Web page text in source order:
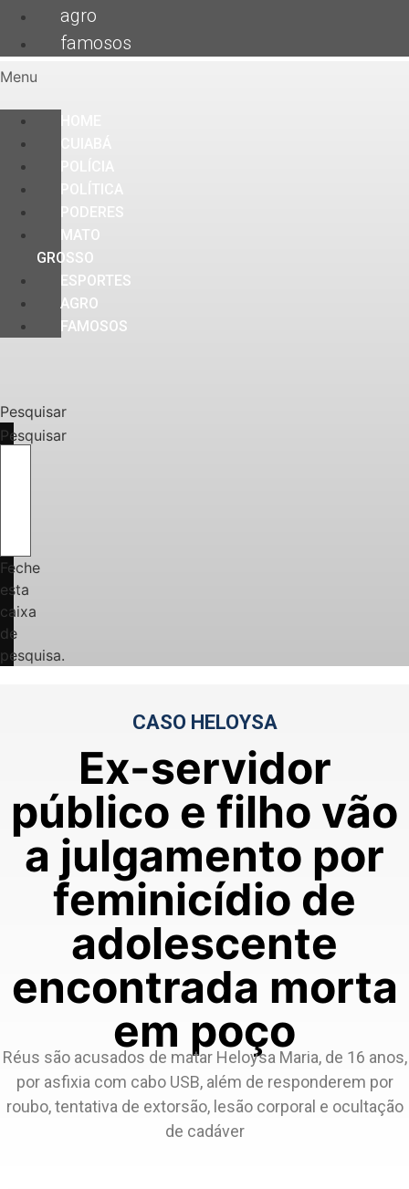
agro
famosos
Menu
PODERES
MATO
GROSSO
ESPORTES
AGRO
FAMOSOS
Pesquisar
Pesquisar
Feche
esta
caixa
de
pesquisa.
CASO HELOYSA
Ex-servidor
público e filho vão
a julgamento por
feminicídio de
adolescente
encontrada morta
em poço
Réus são acusados de matar Heloysa Maria, de 16 anos,
por asfixia com cabo USB, além de responderem por
roubo, tentativa de extorsão, lesão corporal e ocultação
de cadáver